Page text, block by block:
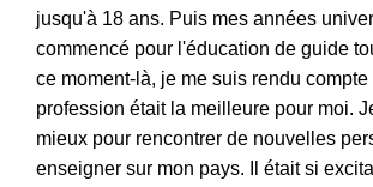
jusqu'à 18 ans. Puis mes années
commencé pour l'éducation de guide
ce moment-là, je me suis rendu compte
profession était la meilleure pour moi.
mieux pour rencontrer de nouvelles
enseigner sur mon pays. Il était si